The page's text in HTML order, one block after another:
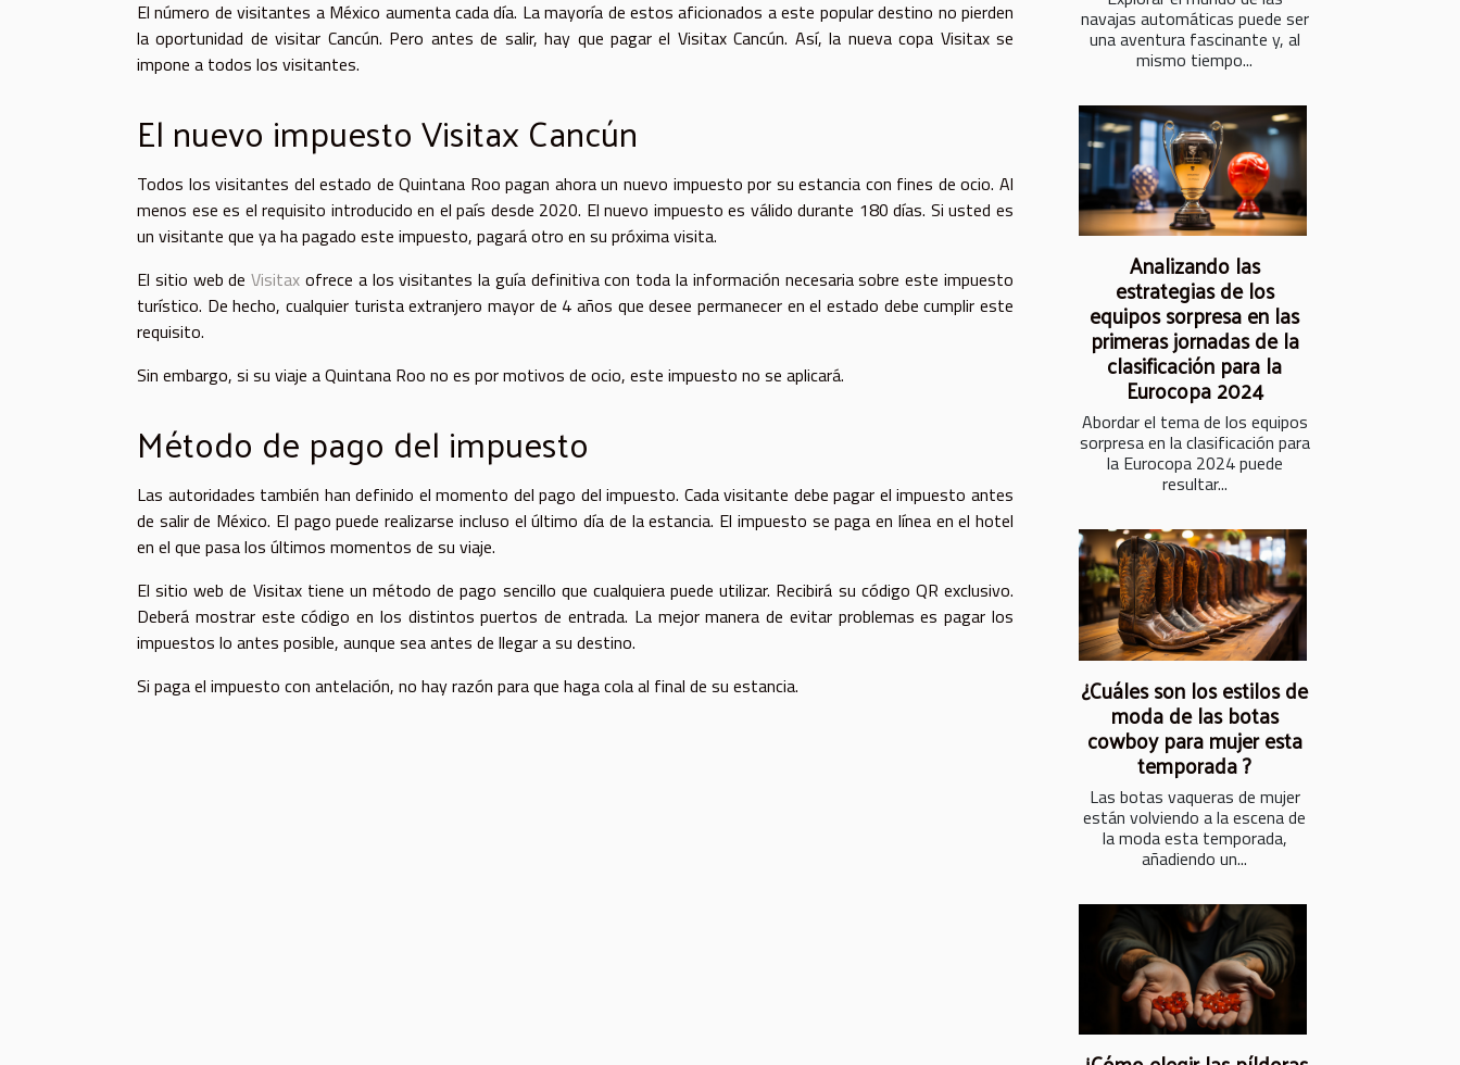
El número de visitantes a México aumenta cada día. La mayoría de estos aficionados a este popular destino no pierden
la oportunidad de visitar Cancún. Pero antes de salir, hay que pagar el Visitax Cancún. Así, la nueva copa Visitax se
impone a todos los visitantes.
El nuevo impuesto Visitax Cancún
Todos los visitantes del estado de Quintana Roo pagan ahora un nuevo impuesto por su estancia con fines de ocio. Al
menos ese es el requisito introducido en el país desde 2020. El nuevo impuesto es válido durante 180 días. Si usted es
un visitante que ya ha pagado este impuesto, pagará otro en su próxima visita.
El sitio web deVisitax ofrece a los visitantes la guía definitiva con toda la información necesaria sobre este impuesto
turístico. De hecho, cualquier turista extranjero mayor de 4 años que desee permanecer en el estado debe cumplir este
requisito.
Sin embargo, si su viaje a Quintana Roo no es por motivos de ocio, este impuesto no se aplicará.
Método de pago del impuesto
Las autoridades también han definido el momento del pago del impuesto. Cada visitante debe pagar el impuesto antes
de salir de México. El pago puede realizarse incluso el último día de la estancia. El impuesto se paga en línea en el hotel
en el que pasa los últimos momentos de su viaje.
El sitio web de Visitax tiene un método de pago sencillo que cualquiera puede utilizar. Recibirá su código QR exclusivo.
Deberá mostrar este código en los distintos puertos de entrada. La mejor manera de evitar problemas es pagar los
impuestos lo antes posible, aunque sea antes de llegar a su destino.
Si paga el impuesto con antelación, no hay razón para que haga cola al final de su estancia.
navajas automáticas puede ser
una aventura fascinante y, al
mismo tiempo...
Analizando las
estrategias de los
equipos sorpresa en las
primeras jornadas de la
clasificación para la
Eurocopa 2024
Abordar el tema de los equipos
sorpresa en la clasificación para
la Eurocopa 2024 puede
resultar...
¿Cuáles son los estilos de
moda de las botas
cowboy para mujer esta
temporada ?
Las botas vaqueras de mujer
están volviendo a la escena de
la moda esta temporada,
añadiendo un...